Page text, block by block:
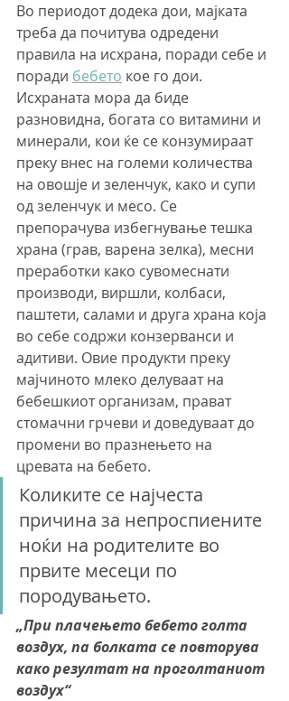
Во периодот додека дои, мајката
треба да почитува одредени
правила на исхрана, поради себе и
поради бебето кое го дои.
Исхраната мора да биде
разновидна, богата со витамини и
минерали, кои ќе се конзумираат
преку внес на големи количества
на овошје и зеленчук, како и супи
од зеленчук и месо. Се
препорачува избегнување тешка
храна (грав, варена зелка), месни
преработки како сувомеснати
производи, виршли, колбаси,
паштети, салами и друга храна која
во себе содржи конзерванси и
адитиви. Овие продукти преку
мајчиното млеко делуваат на
бебешкиот организам, прават
стомачни грчеви и доведуваат до
промени во празнењето на
цревата на бебето.
Коликите се најчеста
причина за непроспиените
ноќи на родителите во
првите месеци по
породувањето.
„При плачењето бебето голта
воздух, па болката се повторува
како резултат на проголтаниот
воздух“